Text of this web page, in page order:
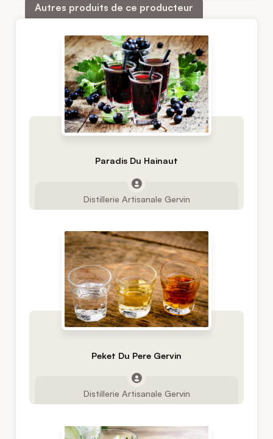
Autres produits de ce producteur
Paradis Du Hainaut
Distillerie Artisanale Gervin
Peket Du Pere Gervin
Distillerie Artisanale Gervin